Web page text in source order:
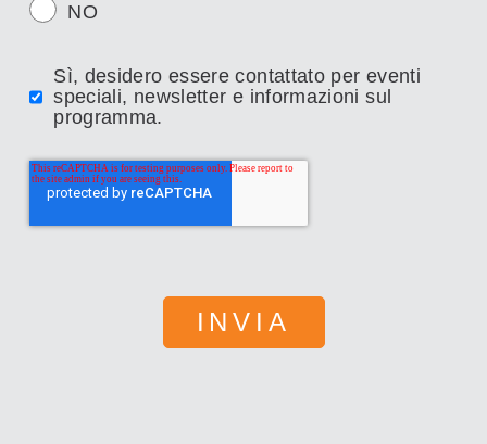
NO
Sì, desidero essere contattato per eventi
speciali, newsletter e informazioni sul
programma.